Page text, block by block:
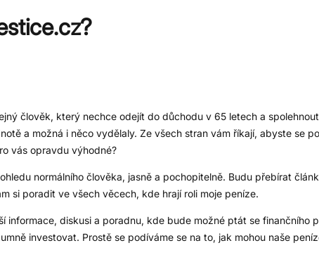
člověk, který nechce odejít do důchodu v 65 letech a
a možná i něco vydělaly. Ze všech stran vám říkají, abyste se
vás opravdu výhodné?
normálního člověka, jasně a pochopitelně. Budu přebírat
si poradit ve všech věcech, kde hrají roli moje peníze.
informace, diskusi a poradnu, kde bude možné ptát se finančního
investovat. Prostě se podíváme se na to, jak mohou naše